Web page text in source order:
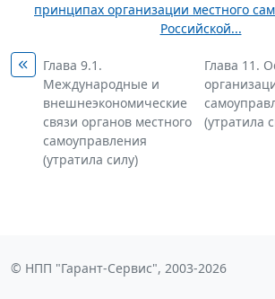
принципах организации местного
Российской...
Глава 9.1.
Международные и
внешнеэкономические
связи органов местного
самоуправления
(утратила силу)
Глава 11.
(утратила
© НПП "Гарант-Сервис", 2003-2026